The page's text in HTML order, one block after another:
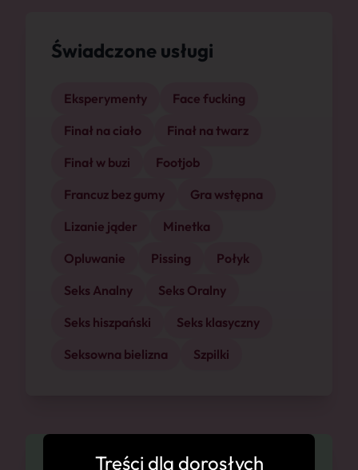
Świadczone usługi
Eksperymenty
Face fucking
Finał na ciało
Finał na twarz
Finał w buzi
Footjob
Francuz bez gumy
Gra wstępna
Lizanie jąder
Minetka
Opluwanie
Pissing
Połyk
Seks Analny
Seks Oralny
Seks hiszpański
Seks klasyczny
Seksowna bielizna
Szpilki
Treści dla dorosłych